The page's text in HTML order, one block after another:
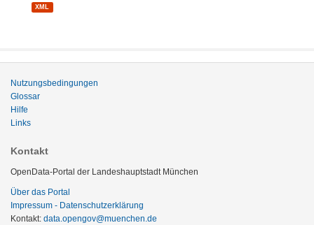
XML
Nutzungsbedingungen
Glossar
Hilfe
Links
Kontakt
OpenData-Portal der Landeshauptstadt München
Über das Portal
Impressum - Datenschutzerklärung
Kontakt: data.opengov@muenchen.de